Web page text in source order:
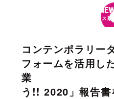
ダンス
コンテンポラリー
フォームを活用し
業 「ダン
う!! 2020」報告書